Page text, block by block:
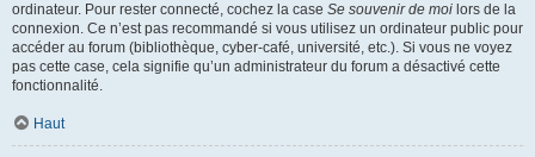
ordinateur. Pour rester connecté, cochez la case Se souvenir de moi lors de la
connexion. Ce n’est pas recommandé si vous utilisez un ordinateur public pour
accéder au forum (bibliothèque, cyber-café, université, etc.). Si vous ne voyez
pas cette case, cela signifie qu’un administrateur du forum a désactivé cette
fonctionnalité.
Haut